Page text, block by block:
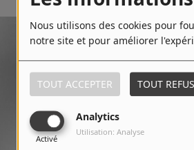
Nous utilisons des cookies pour
notre site et pour améliorer
TOUT ACCEPTER TOUT
Analytics
Activé
Utilisation: Analyse